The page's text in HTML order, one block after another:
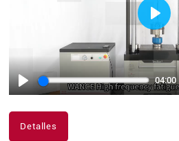
Play
04:00
Play
Detalles